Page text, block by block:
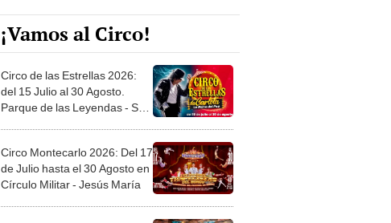
¡Vamos al Circo!
Circo de las Estrellas 2026:
del 15 Julio al 30 Agosto.
Parque de las Leyendas - San
Circo Montecarlo 2026: Del 17
de Julio hasta el 30 Agosto en
Círculo Militar - Jesús María